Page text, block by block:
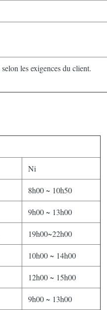
les exigences du client.
Ni
8h00 ~ 10h50
9h00 ~ 13h00
19h00~22h00
10h00 ~ 14h00
12h00 ~ 15h00
9h00 ~ 13h00